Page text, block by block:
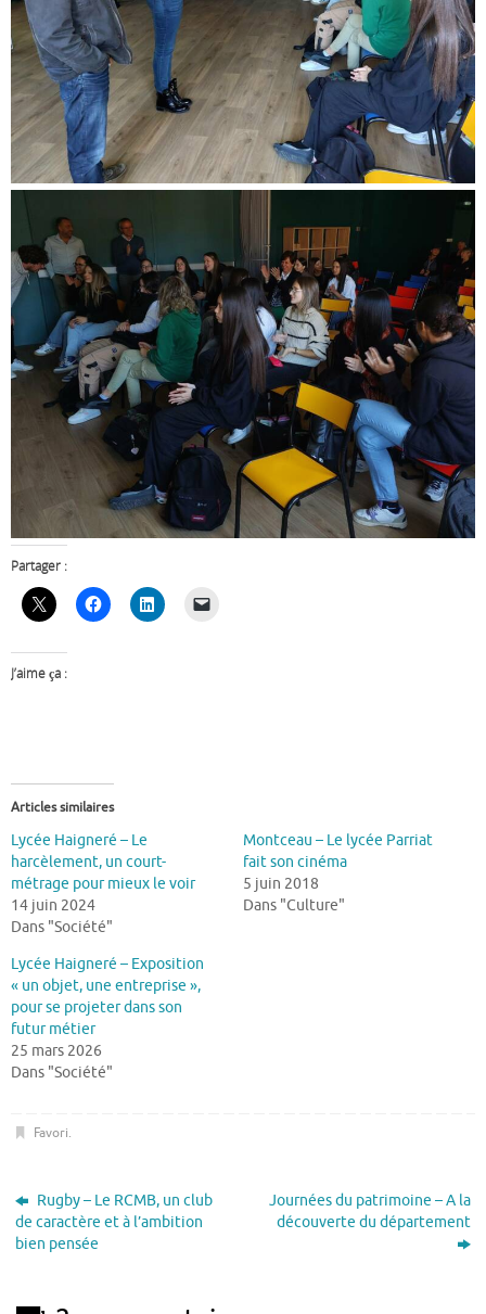
Partager :
J’aime ça :
Articles similaires
Lycée Haigneré – Le
harcèlement, un court-
métrage pour mieux le voir
14 juin 2024
Dans "Société"
Montceau – Le lycée Parriat
fait son cinéma
5 juin 2018
Dans "Culture"
Lycée Haigneré – Exposition
« un objet, une entreprise »,
pour se projeter dans son
futur métier
25 mars 2026
Dans "Société"
Favori.
Rugby – Le RCMB, un club
de caractère et à l’ambition
bien pensée
Journées du patrimoine – A la
découverte du département